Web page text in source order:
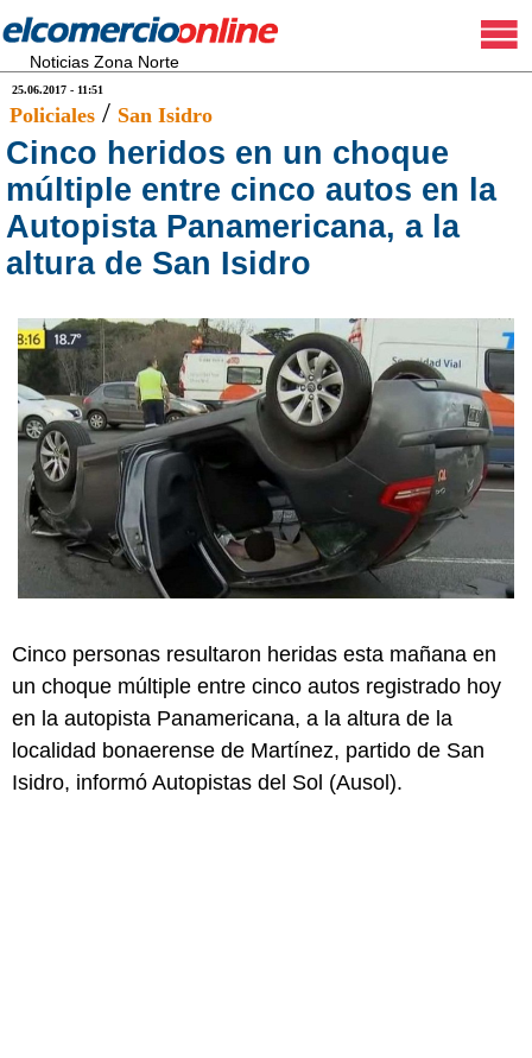
Noticias Zona Norte
25.06.2017 - 11:51
Policiales / San Isidro
Cinco heridos en un choque
múltiple entre cinco autos en la
Autopista Panamericana, a la
altura de San Isidro
Cinco personas resultaron heridas esta mañana en
un choque múltiple entre cinco autos registrado hoy
en la autopista Panamericana, a la altura de la
localidad bonaerense de Martínez, partido de San
Isidro, informó Autopistas del Sol (Ausol).